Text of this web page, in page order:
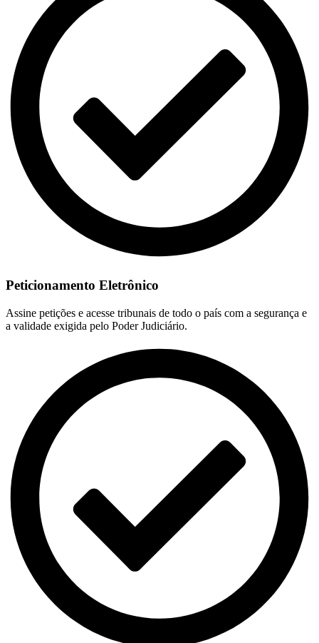
Peticionamento Eletrônico
Assine petições e acesse tribunais de todo o país com a segurança e
a validade exigida pelo Poder Judiciário.